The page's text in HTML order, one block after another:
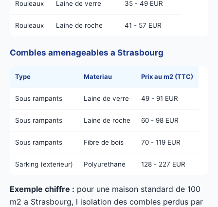
Rouleaux Laine de verre 35 - 49 EUR
Rouleaux Laine de roche 41 - 57 EUR
Combles amenageables a Strasbourg
Type Materiau Prix au m2 (TTC)
Sous rampants Laine de verre 49 - 91 EUR
Sous rampants Laine de roche 60 - 98 EUR
Sous rampants Fibre de bois 70 - 119 EUR
Sarking (exterieur) Polyurethane 128 - 227 EUR
Exemple chiffre : pour une maison standard de 100
m2 a Strasbourg, l isolation des combles perdus par